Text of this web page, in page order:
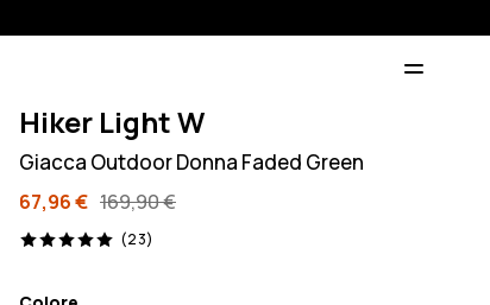
Hiker Light W
Giacca Outdoor Donna Faded Green
67,96 € 169,90 €
(23)
23 recensioni, 5/5